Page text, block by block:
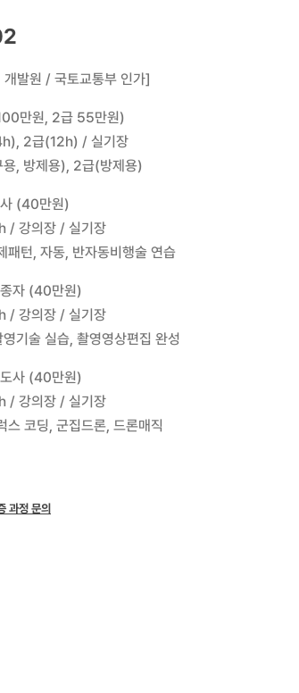
발원 / 국토교통부 인가]
만원, 2급 55만원)
2급(12h) / 실기장
, 방제용), 2급(방제용)
사 (40만원)
/ 강의장 / 실기장
패턴, 자동, 반자동비행술 연습
종자 (40만원)
/ 강의장 / 실기장
기술 실습, 촬영영상편집 완성
도사 (40만원)
/ 강의장 / 실기장
스 코딩, 군집드론, 드론매직
과정 문의